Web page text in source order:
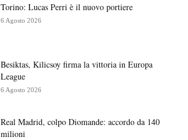
Torino: Lucas Perri è il nuovo portiere
6 Agosto 2026
Besiktas, Kilicsoy firma la vittoria in Europa
League
6 Agosto 2026
Real Madrid, colpo Diomande: accordo da 140
milioni